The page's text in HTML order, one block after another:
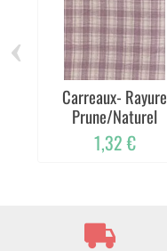
Carreaux- Rayure
Prune/Naturel
1,32 €
‹